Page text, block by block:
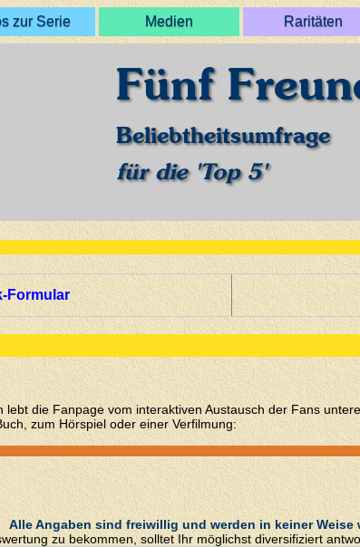
zur Serie Medien Raritäten
Fünf
Beliebtheitsumfrage
für die 'Top 5'
Formular
die Fanpage vom interaktiven Austausch der Fans
zum Hörspiel oder einer Verfilmung:
Alle Angaben sind freiwillig und werden in keiner Weise
zu bekommen, solltet Ihr möglichst diversifiziert